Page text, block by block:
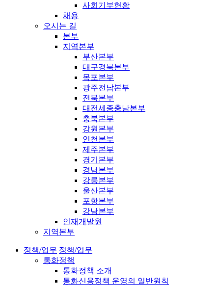
사회기부현황
채용
오시는 길
본부
지역본부
부산본부
대구경북본부
목포본부
광주전남본부
전북본부
대전세종충남본부
충북본부
강원본부
인천본부
제주본부
경기본부
경남본부
강릉본부
울산본부
포항본부
강남본부
인재개발원
지역본부
정책/업무 정책/업무
통화정책
통화정책 소개
통화신용정책 운영의 일반원칙